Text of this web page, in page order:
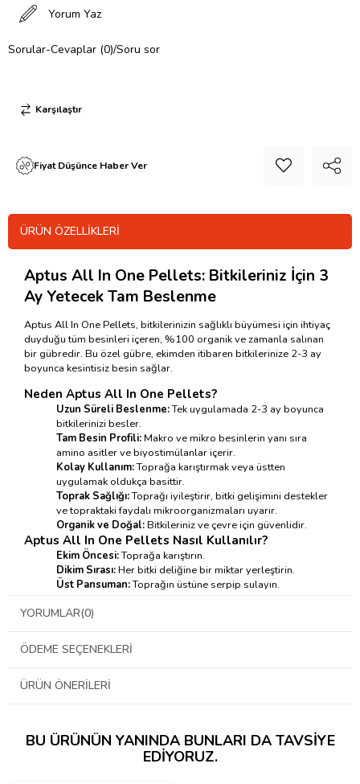
Yorum Yaz
Sorular-Cevaplar (0)/Soru sor
Karşılaştır
Fiyat Düşünce Haber Ver
ÜRÜN ÖZELLIKLERI
Aptus All In One Pellets: Bitkileriniz İçin 3
Ay Yetecek Tam Beslenme
Aptus All In One Pellets, bitkilerinizin sağlıklı büyümesi için ihtiyaç
duyduğu tüm besinleri içeren, %100 organik ve zamanla salınan
bir gübredir. Bu özel gübre, ekimden itibaren bitkilerinize 2-3 ay
boyunca kesintisiz besin sağlar.
Neden Aptus All In One Pellets?
Uzun Süreli Beslenme:Tek uygulamada 2-3 ay boyunca
bitkilerinizi besler.
Tam Besin Profili:Makro ve mikro besinlerin yanı sıra
amino asitler ve biyostimülanlar içerir.
Kolay Kullanım:Toprağa karıştırmak veya üstten
uygulamak oldukça basittir.
Toprak Sağlığı:Toprağı iyileştirir, bitki gelişimini destekler
ve topraktaki faydalı mikroorganizmaları uyarır.
Organik ve Doğal:Bitkileriniz ve çevre için güvenlidir.
Aptus All In One Pellets Nasıl Kullanılır?
Ekim Öncesi:Toprağa karıştırın.
Dikim Sırası:Her bitki deliğine bir miktar yerleştirin.
Üst Pansuman:Toprağın üstüne serpip sulayın.
Toprak:Her döngüde bitki başına 100 gram
İçerik:
NPK gübresi (Kükürt içeren)
Manganez, Çinko vb.)
Zamanla salınan özel formülü sayesinde bitkilerinizin ihtiyaç
duyduğu besinleri düzenli olarak sağlar. L-amino asitler, bitki
YORUMLAR(0)
ÖDEME SEÇENEKLERI
ÜRÜN ÖNERILERI
BU ÜRÜNÜN YANINDA BUNLARI DA TAVSIYE
EDIYORUZ.